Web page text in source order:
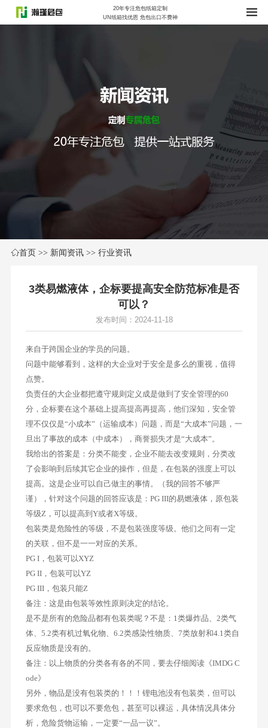
20年专注危包纸箱定制
UN纸箱找优恩 危包出口不费神
首页>> 新闻资讯>> 行业资讯
3类易燃液体，企标要提高安全防范标准是否
可以？
发布时间：2024-11-18
来自于跨国企业的学员的问题。
问题中能够看到，这样的大企业对于安全是多么的重视，值得
点赞。
负责任的大企业都把遵守规则定义成是做到了安全管理的60
分，企标要在这个基础上提高提高再提高，他们深知，安全管
理不仅仅是“小成本”（运输成本）问题，而是“大成本”问题，一
旦出了事故的成本（中成本），商誉损失才是“大成本”。
我给出的答案是：分类不能变，企业不能去改变规则，分类改
了会影响到后续其它企业的操作，但是，在包装的强度上可以
提高。这是企业可以自己做主的事情。（我的回答不够严
谨），针对这个问题的回答应该是：PG III的易燃液体，原包装
等级Z，可以提高到Y或者X等级。
包装类是危险性的等级，不是包装强度等级。他们之间有一定
的关联，但不是一一对应的关系。
PG I，包装可以XYZ
PG II，包装可以YZ
PG III，包装只能Z
备注：这是由包装等效性原则决定的结论。
是不是所有的危险品都有包装类呢？不是：1类爆炸品、2类气
体、5.2类有机过氧化物、6.2类感染性物质、7类放射和4.1类自
反应物质是没有的。
备注：以上物质的分类各有各的不同，要去仔细阅读《IMDG C
ode》
另外，物品是没有包装类的！！！锂电池没有包装类，但可以
要求危包，也可以不要危包，甚至可以裸运，具体情况具体分
析，危险货物运输，一定要“一品一议”。